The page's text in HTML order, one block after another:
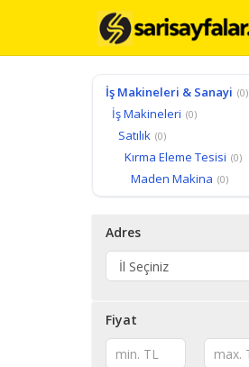
İş Makineleri & Sanayi (0)
İş Makineleri (0)
Satılık (0)
Kırma Eleme Tesisi (0)
Maden Makina (0)
Adres
Fiyat